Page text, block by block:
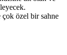
çok özel bir sahne